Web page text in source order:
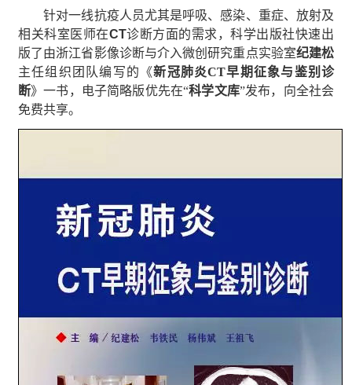
针对一线抗疫人员尤其是呼吸、感染、重症、放射及
相关科室医师在CT诊断方面的需求，科学出版社快速出
版了由浙江省影像诊断与介入微创研究重点实验室纪建松
主任组织团队编写的《新冠肺炎CT早期征象与鉴别诊
断》一书，电子简略版优先在“科学文库”发布，向全社会
免费共享。